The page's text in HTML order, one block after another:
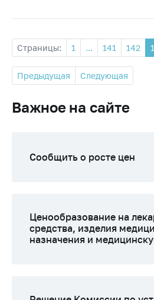
Страницы: 1 ... 141 142
Предыдущая Следующая
Важное на сайте
Сообщить о росте цен
Ценообразование на
средства, изделия
назначения и